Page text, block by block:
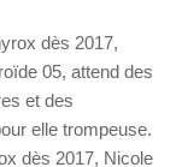
dès 2017, Nicole